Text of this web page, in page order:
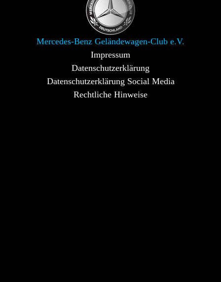
Mercedes-Benz Geländewagen-Club e.V.
Impressum
Datenschutzerklärung
Datenschutzerklärung Social Media
Rechtliche Hinweise